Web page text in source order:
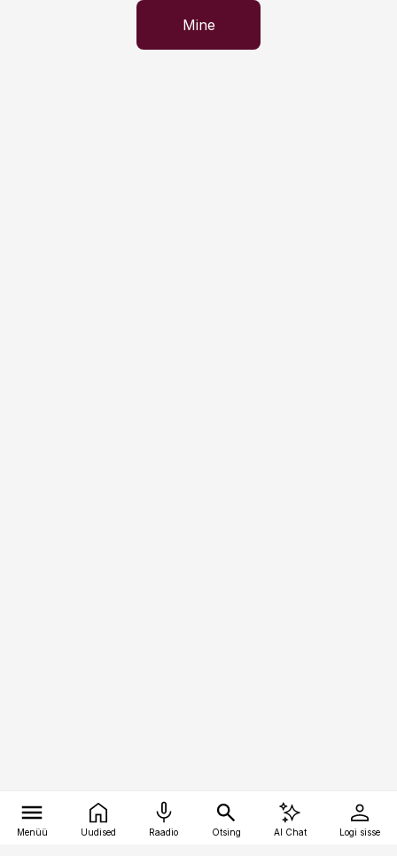
Mine
Menüü Uudised Raadio Otsing AI Chat Logi sisse